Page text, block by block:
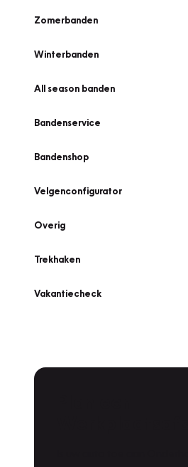
Zomerbanden
Winterbanden
All season banden
Bandenservice
Bandenshop
Velgenconfigurator
Overig
Trekhaken
Vakantiecheck